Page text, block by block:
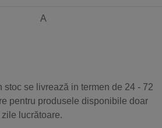
A
stoc se livrează in termen de 24 - 72
pentru produsele disponibile doar
lucrătoare.